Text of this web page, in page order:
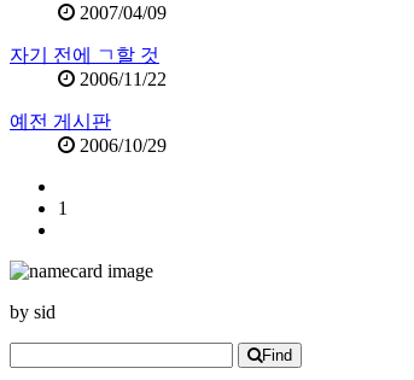
2007/04/09
자기 전에 ㄱ할 것
2006/11/22
예전 게시판
2006/10/29
1
by sid
Find